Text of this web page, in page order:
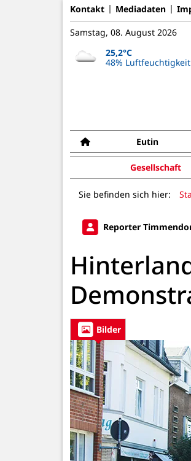
Kontakt Mediadaten
Samstag, 08. August 2026
25,2°C
48% Luftfeuchtigkeit
Eutin
Gesellschaft
Sie befinden sich hier:
Reporter
Bilder